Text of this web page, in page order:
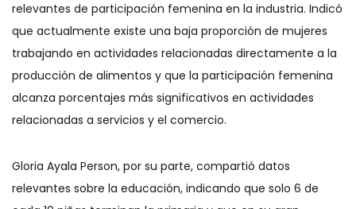
relevantes de participación femenina en la industria. Indicó
que actualmente existe una baja proporción de mujeres
trabajando en actividades relacionadas directamente a la
producción de alimentos y que la participación femenina
alcanza porcentajes más significativos en actividades
relacionadas a servicios y el comercio.
Gloria Ayala Person, por su parte, compartió datos
relevantes sobre la educación, indicando que solo 6 de